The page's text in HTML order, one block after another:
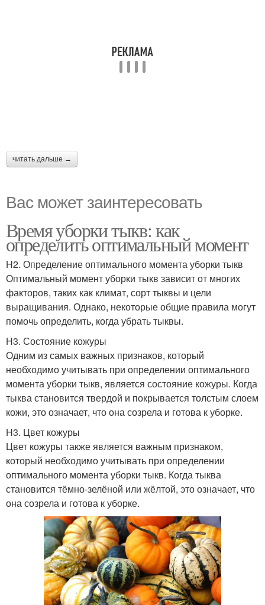
читать дальше →
Вас может заинтересовать
Время уборки тыкв: как
определить оптимальный момент
H2. Определение оптимального момента уборки тыкв
Оптимальный момент уборки тыкв зависит от многих
факторов, таких как климат, сорт тыквы и цели
выращивания. Однако, некоторые общие правила могут
помочь определить, когда убрать тыквы.
H3. Состояние кожуры
Одним из самых важных признаков, который
необходимо учитывать при определении оптимального
момента уборки тыкв, является состояние кожуры. Когда
тыква становится твердой и покрывается толстым слоем
кожи, это означает, что она созрела и готова к уборке.
H3. Цвет кожуры
Цвет кожуры также является важным признаком,
который необходимо учитывать при определении
оптимального момента уборки тыкв. Когда тыква
становится тёмно-зелёной или жёлтой, это означает, что
она созрела и готова к уборке.